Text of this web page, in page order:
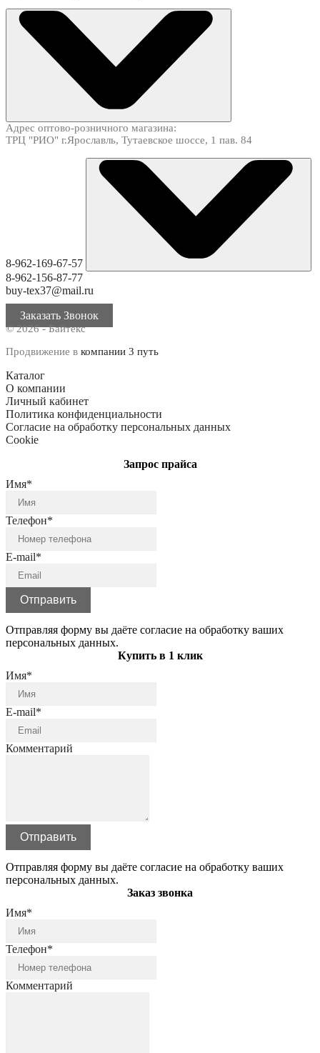
Адрес оптово-розничного магазина:
ТРЦ "РИО" г.Ярославль, Тутаевское шоссе, 1 пав. 84
8-962-169-67-57
8-962-156-87-77
buy-tex37@mail.ru
Заказать Звонок
© 2026 - Байтекс
Продвижение в компании 3 путь
Каталог
О компании
Личный кабинет
Политика конфиденциальности
Согласие на обработку персональных данных
Cookie
Запрос прайса
Имя*
Телефон*
E-mail*
Отправить
Отправляя форму вы даёте согласие на обработку ваших
персональных данных.
Купить в 1 клик
Имя*
E-mail*
Комментарий
Отправить
Отправляя форму вы даёте согласие на обработку ваших
персональных данных.
Заказ звонка
Имя*
Телефон*
Комментарий